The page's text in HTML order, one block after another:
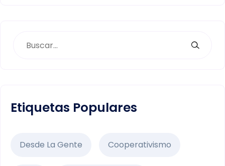
Etiquetas Populares
Desde La Gente Cooperativismo